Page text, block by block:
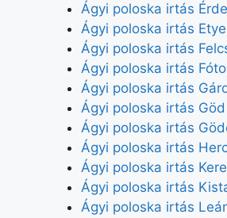
Ágyi poloska irtás
Ágyi poloska irtás
Ágyi poloska irtás
Ágyi poloska irtás
Ágyi poloska irtás
Ágyi poloska irtás Göd
Ágyi poloska irtás
Ágyi poloska irtás
Ágyi poloska irtás
Ágyi poloska irtás
Ágyi poloska irtás